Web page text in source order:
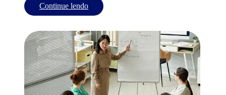
Continue lendo